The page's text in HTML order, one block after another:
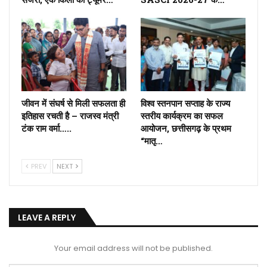
जीवन में संघर्ष से मिली सफलता ही
इतिहास रचती है – राजस्व मंत्री
टंक राम वर्मा…..
विश्व स्तनपान सप्ताह के राज्य
स्तरीय कार्यक्रम का सफल
आयोजन, छत्तीसगढ़ के प्रथम
“मातृ…
PREV NEXT
LEAVE A REPLY
Your email address will not be published.